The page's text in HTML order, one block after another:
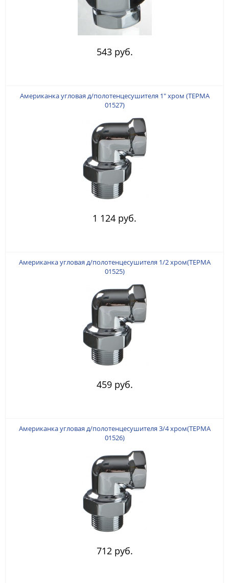
543 руб.
Американка угловая д/полотенцесушителя 1" хром (ТЕРМА
01527)
1 124 руб.
Американка угловая д/полотенцесушителя 1/2 хром(ТЕРМА
01525)
459 руб.
Американка угловая д/полотенцесушителя 3/4 хром(ТЕРМА
01526)
712 руб.